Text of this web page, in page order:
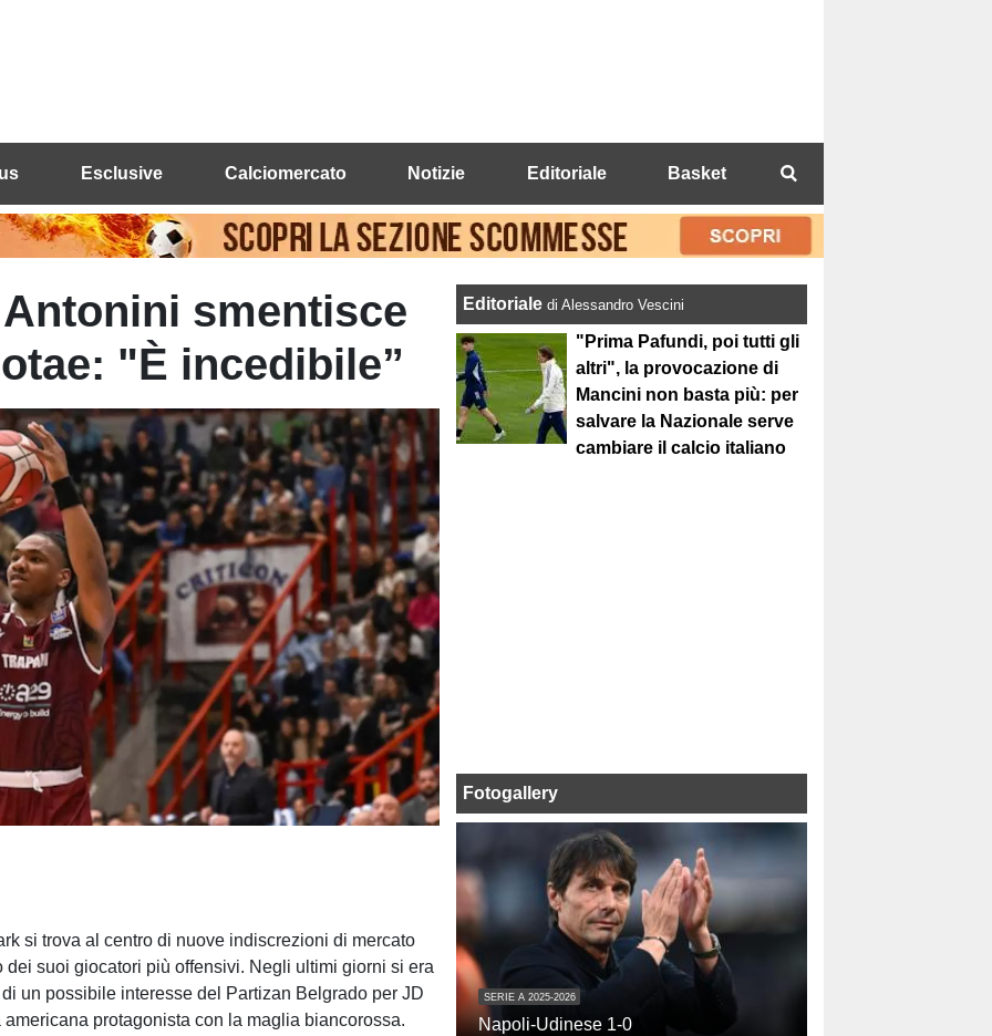
Esclusive Calciomercato Notizie Editoriale Basket
smentisce
"È incedibile”
si trova al centro di nuove indiscrezioni di mercato
dei suoi giocatori più offensivi. Negli ultimi giorni si era
un possibile interesse del Partizan Belgrado per JD
americana protagonista con la maglia biancorossa.
Editorialedi Alessandro Vescini
"Prima Pafundi, poi tutti gli
altri", la provocazione di
Mancini non basta più: per
salvare la Nazionale serve
cambiare il calcio italiano
Fotogallery
SERIE A 2025-2026
Napoli-Udinese 1-0